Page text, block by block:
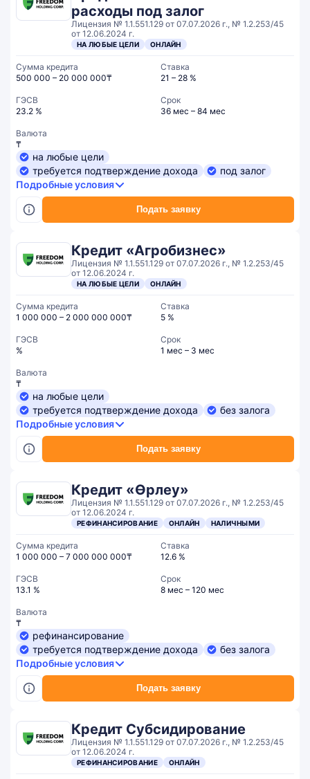
расходы под залог
Лицензия № 1.1.551.129 от 07.07.2026 г., № 1.2.253/45
от 12.06.2024 г.
НА ЛЮБЫЕ ЦЕЛИ ОНЛАЙН
Подать заявку
Сумма кредита
500 000 – 20 000 000₸
Ставка
21 – 28 %
ГЭСВ
23.2 %
Срок
36 мес – 84 мес
Валюта
₸
на любые цели
требуется подтверждение дохода
под залог
Подробные условия
Кредит «Агробизнес»
Лицензия № 1.1.551.129 от 07.07.2026 г., № 1.2.253/45
от 12.06.2024 г.
НА ЛЮБЫЕ ЦЕЛИ ОНЛАЙН
Подать заявку
Сумма кредита
1 000 000 – 2 000 000 000₸
Ставка
5 %
ГЭСВ
%
Срок
1 мес – 3 мес
Валюта
₸
на любые цели
требуется подтверждение дохода
без залога
Подробные условия
Кредит «Өрлеу»
Лицензия № 1.1.551.129 от 07.07.2026 г., № 1.2.253/45
от 12.06.2024 г.
РЕФИНАНСИРОВАНИЕ ОНЛАЙН НАЛИЧНЫМИ
Подать заявку
Сумма кредита
1 000 000 – 7 000 000 000₸
Ставка
12.6 %
ГЭСВ
13.1 %
Срок
8 мес – 120 мес
Валюта
₸
рефинансирование
требуется подтверждение дохода
без залога
Подробные условия
Кредит Субсидирование
Лицензия № 1.1.551.129 от 07.07.2026 г., № 1.2.253/45
от 12.06.2024 г.
РЕФИНАНСИРОВАНИЕ ОНЛАЙН